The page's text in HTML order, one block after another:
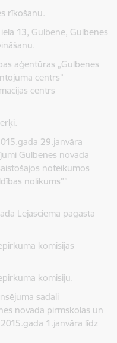
rīkošanu.
13, Gulbene, Gulbenes
aģentūras „Gulbenes
centrs”
centrs
29.janvāra
Gulbenes novada
noteikumos
nolikums””
Lejasciema pagasta
komisijas
komisiju.
sadali
novada pirmskolas un
1.janvāra līdz